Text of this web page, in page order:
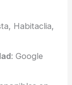
Habitaclia,
: Google